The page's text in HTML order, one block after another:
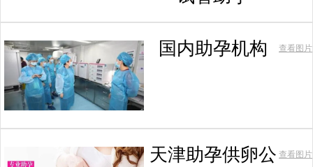
国内助孕机构 查看图片
天津助孕供卵公 查看图片